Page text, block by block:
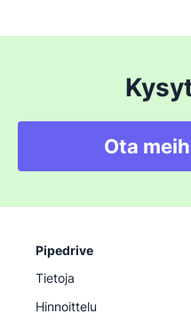
Ota
Pipedrive
Tietoja
Hinnoittelu